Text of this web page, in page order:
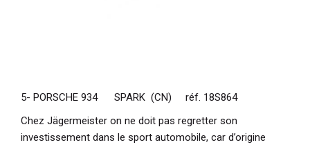
5- PORSCHE 934 SPARK (CN) réf. 18S864
Chez Jägermeister on ne doit pas regretter son
investissement dans le sport automobile, car d’origine